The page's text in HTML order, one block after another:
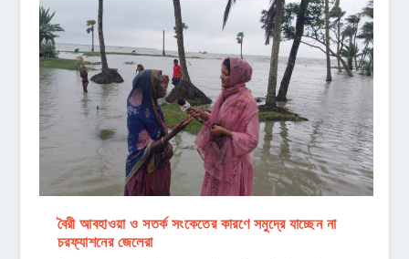
বৈরী আবহাওয়া ও সতর্ক সংকেতের কারণে সমুদ্রে যাচ্ছেন না
চরফ্যাশনের জেলেরা